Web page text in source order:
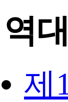
역
제